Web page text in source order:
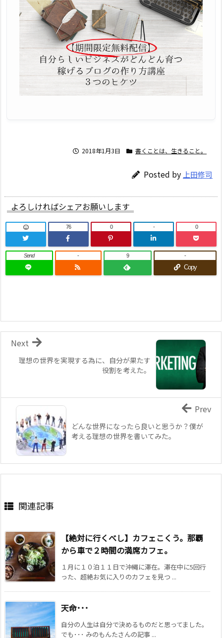
2018年1月3日 書くことは、生きること。
Posted by 上田修司
よろしければシェアお願いします
76 0 - 0
Send - 9
Copy
-
理想の世界を実現する為に、自分が果たす
役割を考えた。
Next
どんな世界になったら良いと思うか？僕が
考える理想の世界を書いてみた。
Prev
関連記事
【絶対に行くべし】カフェこくう。那覇
から車で２時間の満席カフェ。
１月に１０泊１１日で沖縄に滞在。滞在中に5回行
った、超絶お気に入りのカフェを見つ ...
天命･･･
自分の人生は自分で決めるものだと思ってました。
でも･･･ みのもんたさんの記事 ...